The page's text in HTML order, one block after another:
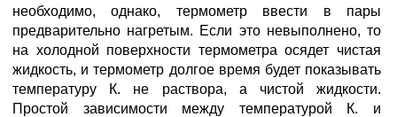
необходимо, однако, термометр ввести в пары
предварительно нагретым. Если это невыполнено, то
на холодной поверхности термометра осядет чистая
жидкость, и термометр долгое время будет показывать
температуру К. не раствора, а чистой жидкости.
Простой зависимости между температурой К. и